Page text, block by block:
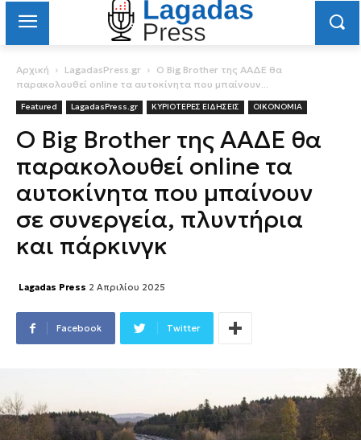
Αρχική LagadasPress.gr
Ο Big Brother της ΑΑΔΕ θα
παρακολουθεί online τα αυτοκίνητα που μπαίνουν...
Featured LagadasPress.gr ΚΥΡΙΟΤΕΡΕΣ ΕΙΔΗΣΕΙΣ ΟΙΚΟΝΟΜΙΑ
Ο Big Brother της ΑΑΔΕ θα
παρακολουθεί online τα
αυτοκίνητα που μπαίνουν
σε συνεργεία, πλυντήρια
και πάρκινγκ
Lagadas Press 2 Απριλίου 2025
Facebook Twitter